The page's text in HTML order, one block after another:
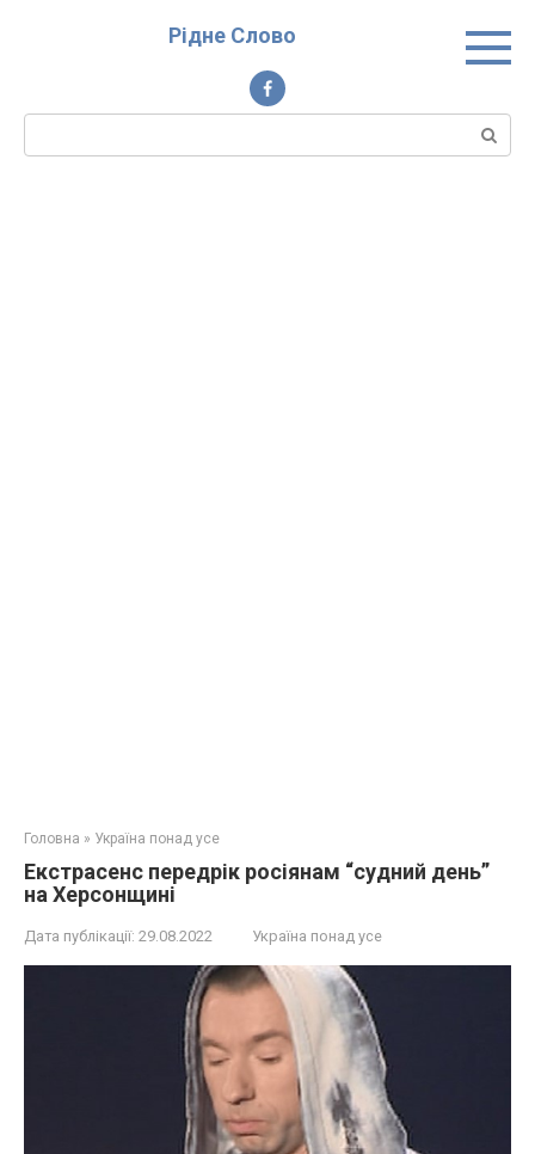
Рідне Слово
Пошук:
Головна » Україна понад усе
Екстрасенс передрік росіянам “судний день”
на Херсонщині
Дата публікації: 29.08.2022 Україна понад усе